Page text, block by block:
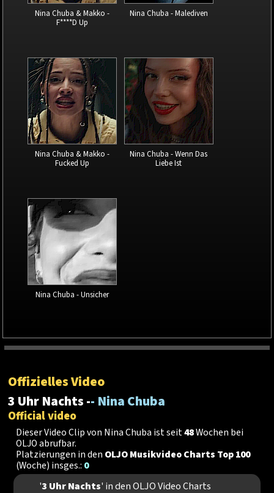
Nina Chuba & Makko -
F****D Up
Nina Chuba - Malediven
Nina Chuba & Makko -
Fucked Up
Nina Chuba - Wenn Das
Liebe Ist
Nina Chuba - Unsicher
Offizielles Video
3 Uhr Nachts -- Nina Chuba
Official video
Dieser Video Clip von Nina Chuba ist seit48Wochen bei
OLJO abrufbar.
Platzierungen in den OLJO Musikvideo Charts Top 100
(Woche) insges.: 0
'3 Uhr Nachts' in den OLJO Video Charts